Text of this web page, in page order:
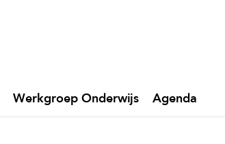
Werkgroep Onderwijs Agenda